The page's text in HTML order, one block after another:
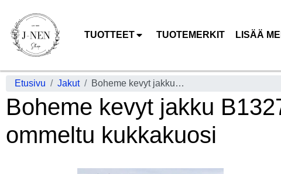
TUOTTEET TUOTEMERKIT LISÄÄ
Etusivu Jakut Boheme kevyt jakku B13277 Muskat romanttiset pitsikoristeet ja päälle ommeltu kukkakuosi
Boheme kevyt jakku
ommeltu kukkakuosi